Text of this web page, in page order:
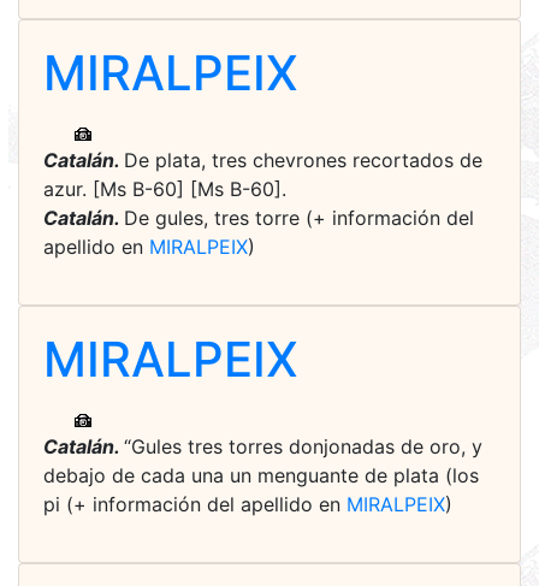
MIRALPEIX
Catalán. De plata, tres chevrones recortados de
azur. [Ms B-60] [Ms B-60].
Catalán. De gules, tres torre (+ información del
apellido en MIRALPEIX)
MIRALPEIX
Catalán. “Gules tres torres donjonadas de oro, y
debajo de cada una un menguante de plata (los
pi (+ información del apellido en MIRALPEIX)